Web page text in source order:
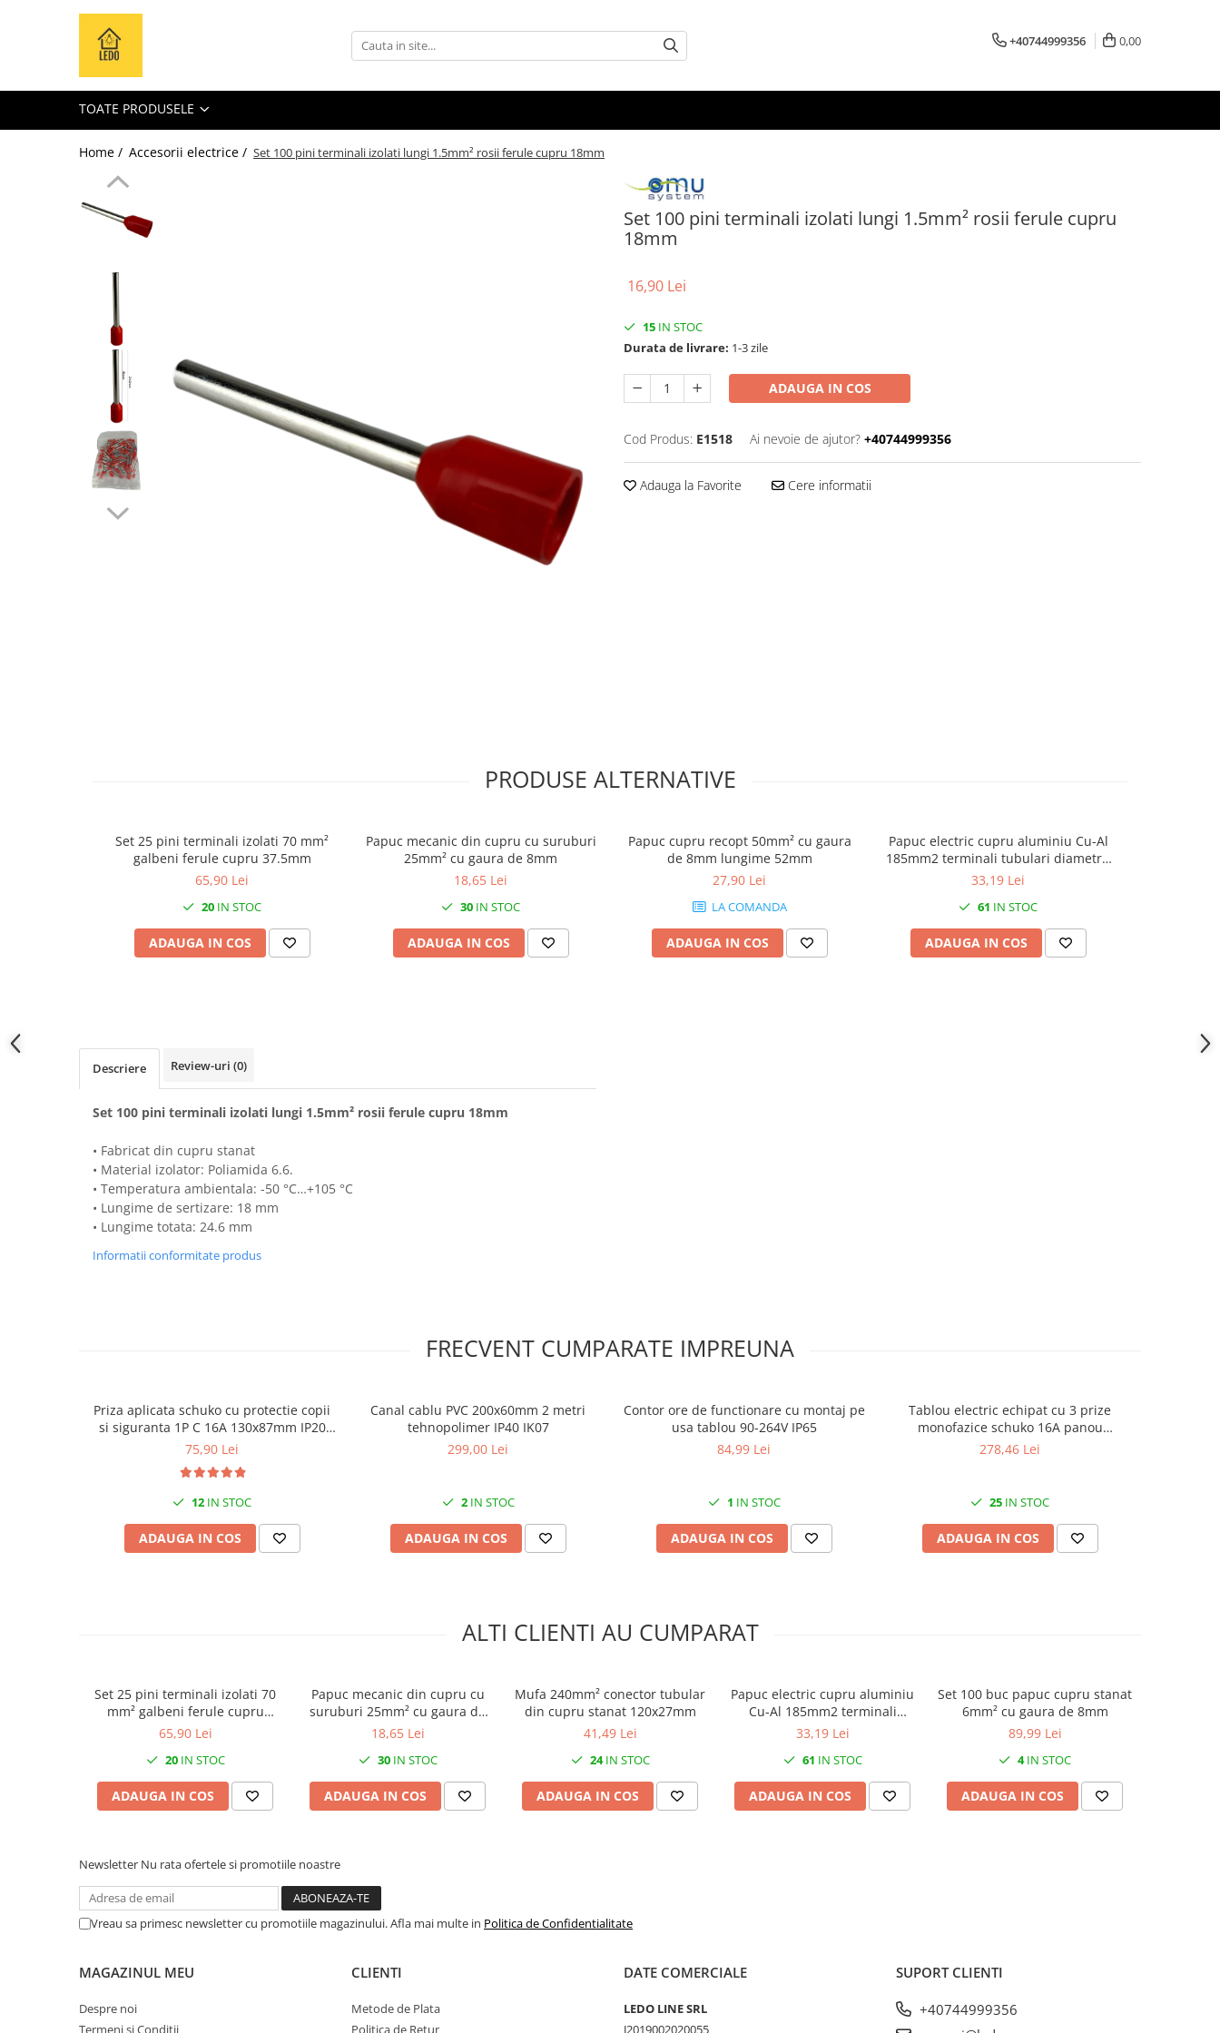
Toate Produsele
Tuburi LED
Tablouri electrice
Tablouri metalice
Dulapuri metalice
Tablouri organizare de santier
Accesorii tablouri electrice
Aparataj tablouri electrice
Sigurante automate
Sigurante fuzibile
Contactoare si relee
Intrerupatoare pentru tablouri
Prelungitoare industriale
Doze aplicate
Doze din plastic
Doze aluminiu
Doze incastrate
Prize si fise trifazice
Trasee electrice
Canal cablu plastic PVC
Canal cablu metalic perforat
Canal cablu metalic din sarma
Intrerupatoarea industriale
Sisteme de impamantare -
+40744999356 0,00
TOATE PRODUSELE
Home / Accesorii electrice / Set 100 pini terminali izolati lungi 1.5mm² rosii ferule cupru 18mm
Set 100 pini terminali izolati lungi 1.5mm² rosii ferule cupru
18mm
16,90 Lei
15 IN STOC
Durata de livrare: 1-3 zile
ADAUGA IN COS
Cod Produs: E1518 Ai nevoie de ajutor? +40744999356
Adauga la Favorite Cere informatii
PRODUSE ALTERNATIVE
Set 25 pini terminali izolati 70 mm²
galbeni ferule cupru 37.5mm
65,90 Lei
20 IN STOC
ADAUGA IN COS
Papuc mecanic din cupru cu suruburi
25mm² cu gaura de 8mm
18,65 Lei
30 IN STOC
ADAUGA IN COS
Papuc cupru recopt 50mm² cu gaura
de 8mm lungime 52mm
27,90 Lei
LA COMANDA
ADAUGA IN COS
Papuc electric cupru aluminiu Cu-Al
185mm2 terminali tubulari diametru
gaura 17mm lungime 135mm
33,19 Lei
61 IN STOC
ADAUGA IN COS
Descriere Review-uri (0)
Set 100 pini terminali izolati lungi 1.5mm² rosii ferule cupru 18mm
• Fabricat din cupru stanat
• Material izolator: Poliamida 6.6.
• Temperatura ambientala: -50 °C…+105 °C​​​​​​
• Lungime de sertizare: 18 mm
• Lungime totata: 24.6 mm
Informatii conformitate produs
FRECVENT CUMPARATE IMPREUNA
Priza aplicata schuko cu protectie copii
si siguranta 1P C 16A 130x87mm IP20
230V AC 50/60Hz
75,90 Lei
12 IN STOC
ADAUGA IN COS
Canal cablu PVC 200x60mm 2 metri
tehnopolimer IP40 IK07
299,00 Lei
2IN STOC
ADAUGA IN COS
Contor ore de functionare cu montaj pe
usa tablou 90-264V IP65
84,99 Lei
1 IN STOC
ADAUGA IN COS
Tablou electric echipat cu 3 prize
monofazice schuko 16A panou
organizare de santier cu sigurante IP54
278,46 Lei
25 IN STOC
ADAUGA IN COS
ALTI CLIENTI AU CUMPARAT
Set 25 pini terminali izolati 70
mm² galbeni ferule cupru
37.5mm
65,90 Lei
20IN STOC
ADAUGA IN COS
Papuc mecanic din cupru cu
suruburi 25mm² cu gaura de
8mm
18,65 Lei
30IN STOC
ADAUGA IN COS
Mufa 240mm² conector tubular
din cupru stanat 120x27mm
41,49 Lei
24IN STOC
ADAUGA IN COS
Papuc electric cupru aluminiu
Cu-Al 185mm2 terminali
tubulari diametru gaura 17mm
33,19 Lei
61 IN STOC
ADAUGA IN COS
Set 100 buc papuc cupru stanat
6mm² cu gaura de 8mm
89,99 Lei
4IN STOC
ADAUGA IN COS
Newsletter Nu rata ofertele si promotiile noastre
Vreau sa primesc newsletter cu promotiile magazinului. Afla mai multe in Politica de Confidentialitate
MAGAZINUL MEU
Despre noi
Termeni si Conditii
CLIENTI
Metode de Plata
Politica de Retur
DATE COMERCIALE
LEDO LINE SRL
J2019002020055
SUPORT CLIENTI
+40744999356